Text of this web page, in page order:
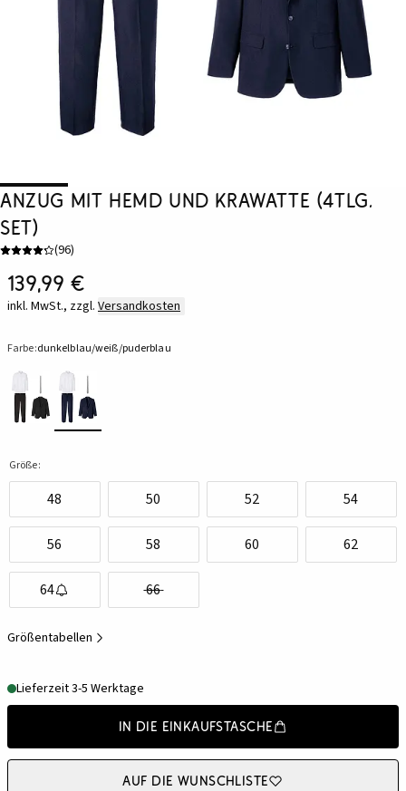
Anzug mit Hemd und Krawatte (4tlg.
Set)
(96)
139,99 €
inkl. MwSt., zzgl. Versandkosten
Farbe:dunkelblau/weiß/puderblau
Größe:
48 50 52 54
56 58 60 62
64 66
Größentabellen
Lieferzeit 3-5 Werktage
In die Einkaufstasche
Auf die Wunschliste